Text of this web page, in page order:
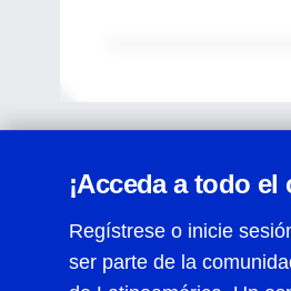
¡Acceda a todo
Regístrese o inicie
ser parte de la
Centro de Ayuda